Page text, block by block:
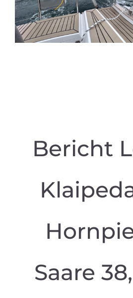
Bericht
Saare